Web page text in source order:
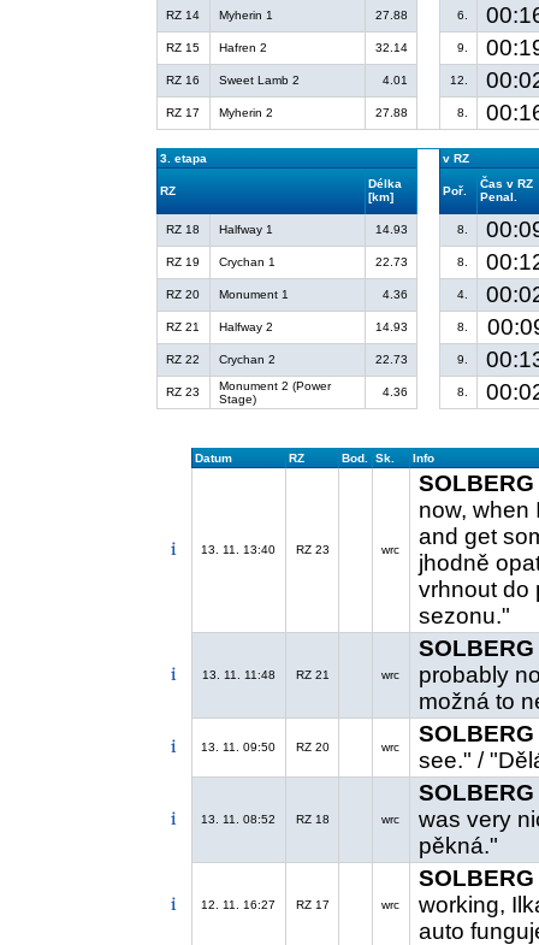
RZ 14 Myherin 1 27.88 6.
RZ 15 Hafren 2 32.14 9.
RZ 16 Sweet Lamb 2 4.01 12.
RZ 17 Myherin 2 27.88 8.
3. etapa v RZ
RZ
Délka
[km]
Poř.
Čas v RZ
Penal.
RZ 18 Halfway 1 14.93 8.
RZ 19 Crychan 1 22.73 8.
RZ 20 Monument 1 4.36 4.
RZ 21 Halfway 2 14.93 8.
RZ 22 Crychan 2 22.73 9.
RZ 23
Monument 2 (Power
Stage)
4.36 8.
Datum RZ Bod. Sk. Info
13. 11. 13:40 RZ 23 wrc
SOLBERG
now, when
and get
jhodně
vrhnout do
sezonu."
13. 11. 11:48 RZ 21 wrc
SOLBERG
probably
možná to
13. 11. 09:50 RZ 20 wrc
SOLBERG
see." /
13. 11. 08:52 RZ 18 wrc
SOLBERG
was very
pěkná."
12. 11. 16:27 RZ 17 wrc
SOLBERG
working,
auto